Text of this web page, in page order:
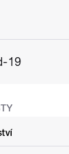
19